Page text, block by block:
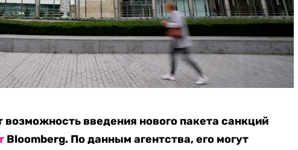
введения нового пакета санкций
Bloomberg. По данным агентства, его могут